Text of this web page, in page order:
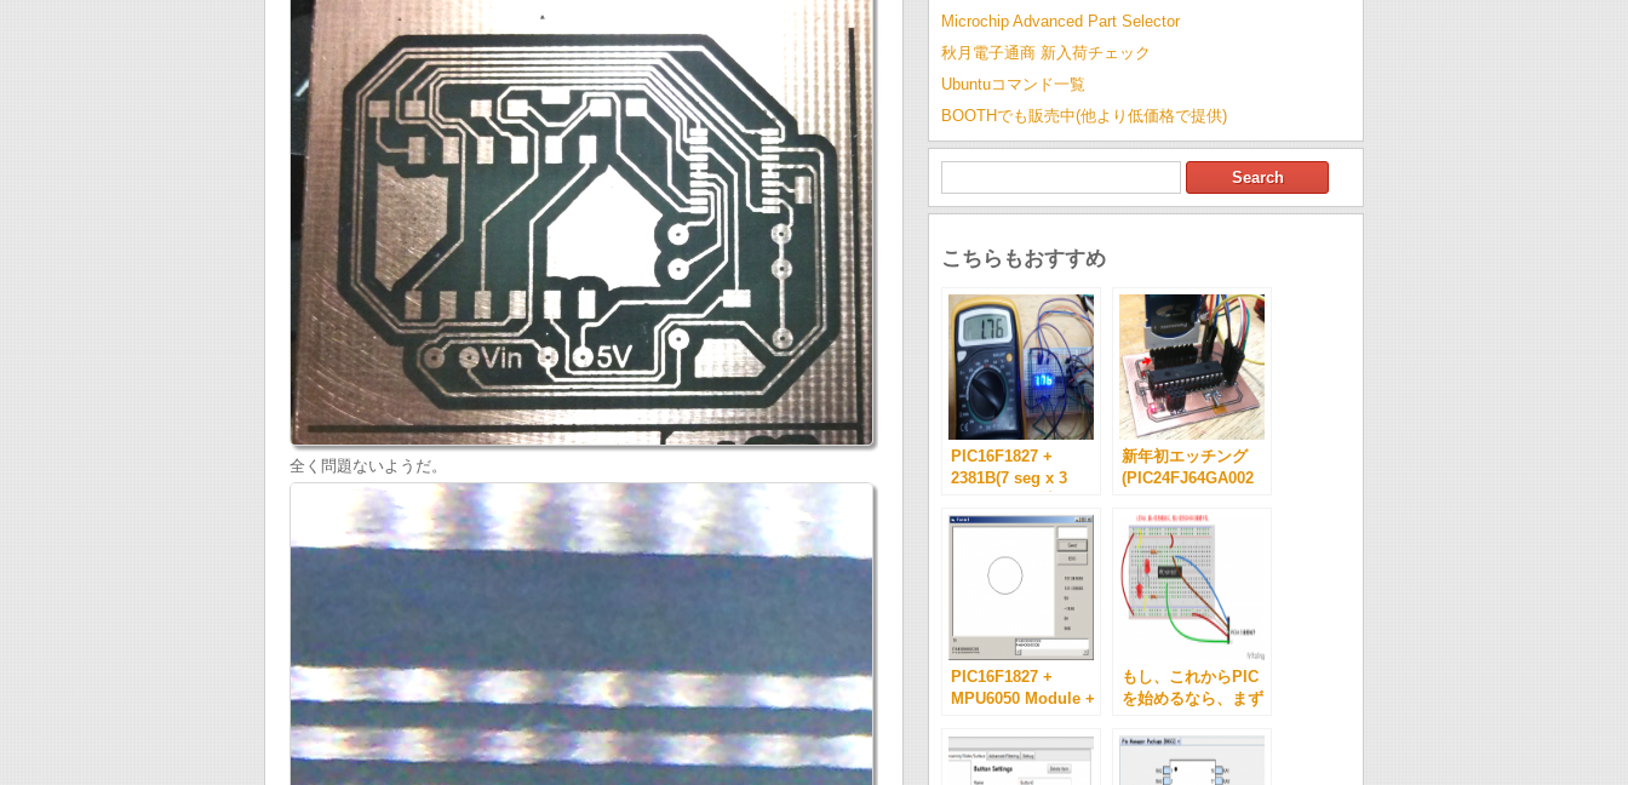
全く問題ないようだ。
Microchip Advanced Part Selector
秋月電子通商 新入荷チェック
Ubuntuコマンド一覧
BOOTHでも販売中(他より低価格で提供)
こちらもおすすめ
PIC16F1827 +
2381B(7 seg x 3
新年初エッチング
(PIC24FJ64GA002
Card でデータロガ
ー)
PIC16F1827 +
MPU6050 Module +
もし、これからPIC
を始めるなら、まず
例 PIC16F1827
XC8)